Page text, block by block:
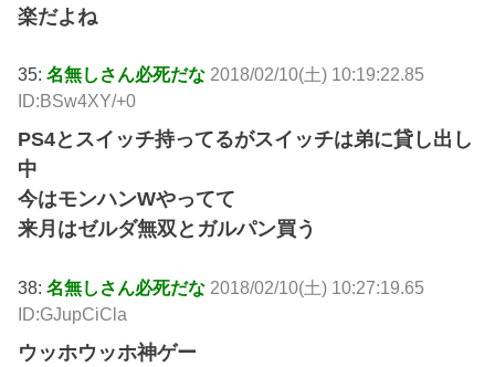
楽だよね
35:名無しさん必死だな 2018/02/10(土) 10:19:22.85
ID:BSw4XY/+0
PS4とスイッチ持ってるがスイッチは弟に貸し出し
中
今はモンハンWやってて
来月はゼルダ無双とガルパン買う
38:名無しさん必死だな 2018/02/10(土) 10:27:19.65
ID:GJupCiCla
ウッホウッホ神ゲー